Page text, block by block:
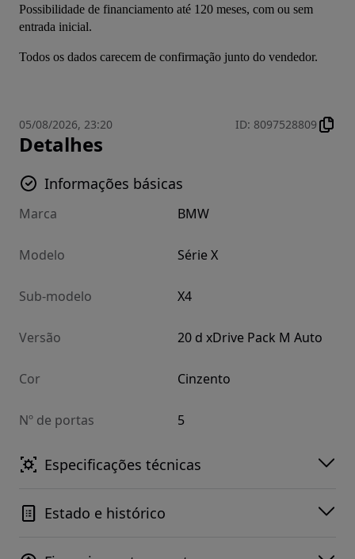
Possibilidade de financiamento até 120 meses, com ou sem
entrada inicial.
Todos os dados carecem de confirmação junto do vendedor.
05/08/2026, 23:20 ID: 8097528809
Detalhes
Informações básicas
Marca BMW
Modelo Série X
Sub-modelo X4
Versão 20 d xDrive Pack M Auto
Cor Cinzento
Nº de portas 5
Especificações técnicas
Estado e histórico